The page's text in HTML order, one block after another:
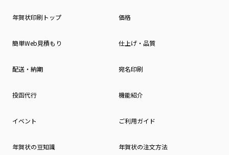
年賀状印刷トップ 価格
簡単Web見積もり 仕上げ・品質
配送・納期 宛名印刷
投函代行 機能紹介
イベント ご利用ガイド
年賀状の豆知識 年賀状の注文方法